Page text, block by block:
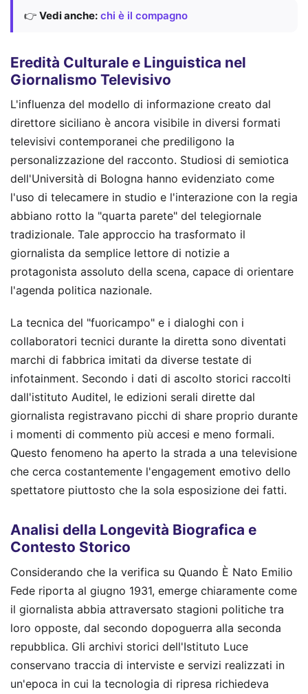
👉 Vedi anche: chi è il compagno
Eredità Culturale e Linguistica nel
Giornalismo Televisivo
L'influenza del modello di informazione creato dal
direttore siciliano è ancora visibile in diversi formati
televisivi contemporanei che prediligono la
personalizzazione del racconto. Studiosi di semiotica
dell'Università di Bologna hanno evidenziato come
l'uso di telecamere in studio e l'interazione con la regia
abbiano rotto la "quarta parete" del telegiornale
tradizionale. Tale approccio ha trasformato il
giornalista da semplice lettore di notizie a
protagonista assoluto della scena, capace di orientare
l'agenda politica nazionale.
La tecnica del "fuoricampo" e i dialoghi con i
collaboratori tecnici durante la diretta sono diventati
marchi di fabbrica imitati da diverse testate di
infotainment. Secondo i dati di ascolto storici raccolti
dall'istituto Auditel, le edizioni serali dirette dal
giornalista registravano picchi di share proprio durante
i momenti di commento più accesi e meno formali.
Questo fenomeno ha aperto la strada a una televisione
che cerca costantemente l'engagement emotivo dello
spettatore piuttosto che la sola esposizione dei fatti.
Analisi della Longevità Biografica e
Contesto Storico
Considerando che la verifica su Quando È Nato Emilio
Fede riporta al giugno 1931, emerge chiaramente come
il giornalista abbia attraversato stagioni politiche tra
loro opposte, dal secondo dopoguerra alla seconda
repubblica. Gli archivi storici dell'Istituto Luce
conservano traccia di interviste e servizi realizzati in
un'epoca in cui la tecnologia di ripresa richiedeva